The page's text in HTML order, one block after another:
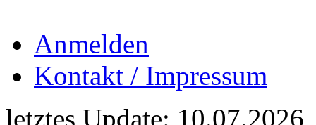
Anmelden
Kontakt / Impressum
letztes Update: 10.07.2026